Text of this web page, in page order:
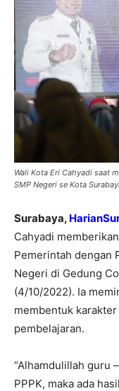
Wali Kota Eri Cahyadi saat
SMP Negeri se Kota
Surabaya,
Cahyadi
Pemerintah dengan
Negeri di Gedung
(4/10/2022). Ia
membentuk
pembelajaran.
“Alhamdulillah guru
PPPK, maka ada